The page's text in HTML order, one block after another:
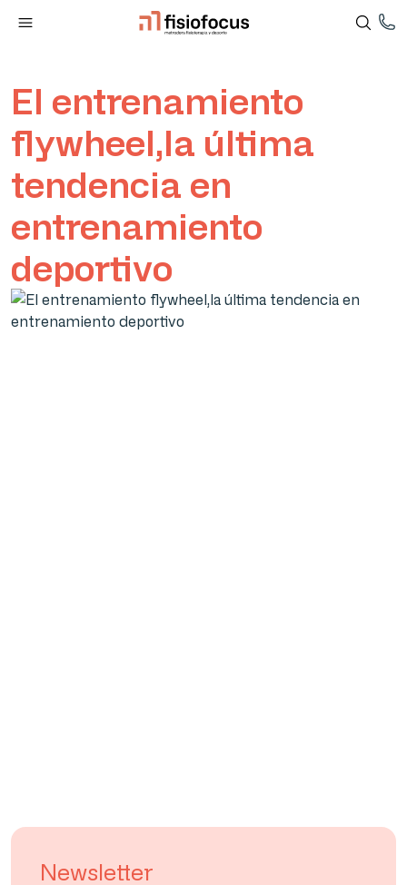
El entrenamiento
flywheel,la última
tendencia en
entrenamiento
deportivo
Newsletter